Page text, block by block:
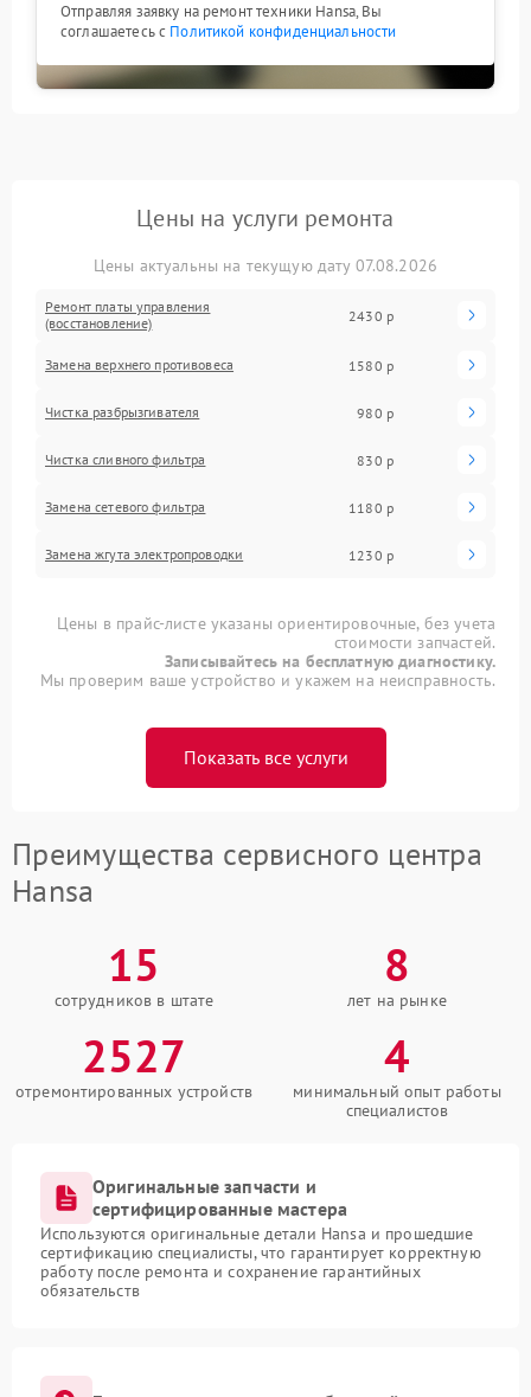
Отправляя заявку на ремонт техники Hansa, Вы
соглашаетесь с Политикой конфиденциальности
Цены на услуги ремонта
Цены актуальны на текущую дату 07.08.2026
Ремонт платы управления
(восстановление)
2430 р
Замена верхнего противовеса 1580 р
Чистка разбрызгивателя 980 р
Чистка сливного фильтра 830 р
Замена сетевого фильтра 1180 р
Замена жгута электропроводки 1230 р
Цены в прайс-листе указаны ориентировочные, без учета
стоимости запчастей.
Записывайтесь на бесплатную диагностику.
Мы проверим ваше устройство и укажем на неисправность.
Показать все услуги
Преимущества сервисного центра
Hansa
15
сотрудников в штате
8
лет на рынке
2527
отремонтированных устройств
4
минимальный опыт работы
специалистов
Оригинальные запчасти и
сертифицированные мастера
Используются оригинальные детали Hansa и прошедшие
сертификацию специалисты, что гарантирует корректную
работу после ремонта и сохранение гарантийных
обязательств